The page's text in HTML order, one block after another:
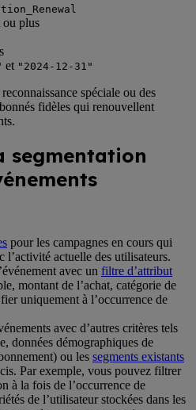
ou plus
et "2024-12-31"
spéciale ou des
fidèles qui renouvellent
segmentation
pour les campagnes en cours qui
l’activité actuelle des utilisateurs.
avec un filtre d’attribut
montant de l’achat, catégorie de
uniquement à l’occurrence de
avec d’autres critères tels
données démographiques de
ou les segments existants
Par exemple, vous pouvez filtrer
à la fois de l’occurrence de
de l’utilisateur stockées dans les